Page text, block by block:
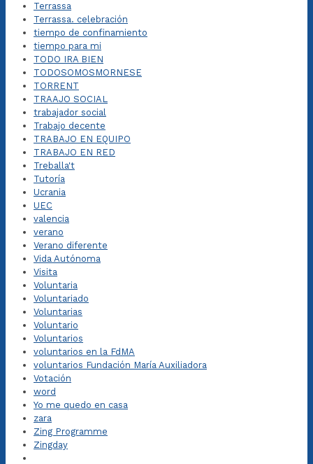
Terrassa
Terrassa. celebración
tiempo de confinamiento
tiempo para mi
TODO IRA BIEN
TODOSOMOSMORNESE
TORRENT
TRAAJO SOCIAL
trabajador social
Trabajo decente
TRABAJO EN EQUIPO
TRABAJO EN RED
Treballa't
Tutoría
Ucrania
UEC
valencia
verano
Verano diferente
Vida Autónoma
Visita
Voluntaria
Voluntariado
Voluntarias
Voluntario
Voluntarios
voluntarios en la FdMA
voluntarios Fundación María Auxiliadora
Votación
word
Yo me quedo en casa
zara
Zing Programme
Zingday